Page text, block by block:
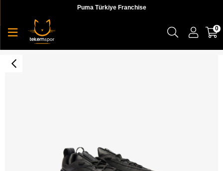
Puma Türkiye Franchise
0